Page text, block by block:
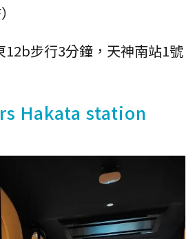
12b步行3分鐘，天神南站1號
Hakata station